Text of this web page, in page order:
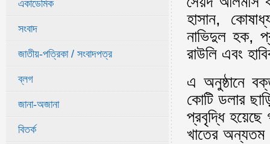
হাসান,
নাভিদুল হক,
রাউলি এবং
এ অনুষ্ঠানে
কোটি ডলার
প্রবৃদ্ধি হয়েছে
খাতের
একাডেমিক
সংবাদ
জাতীয়-পত্রিকা / সংবাদপত্র
ব্লগ
জানা-অজানা
বিতর্ক